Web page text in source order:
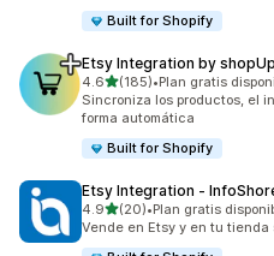
Built for Shopify
Etsy Integration by
4.6de 5 estrellas
(185)
185 reseñas en total
•Plan gratis
Sincroniza los productos, el
forma automática
Built for Shopify
Etsy Integration ‑
4.9de 5 estrellas
(20)
20 reseñas en total
•Plan gratis
Vende en Etsy y en tu